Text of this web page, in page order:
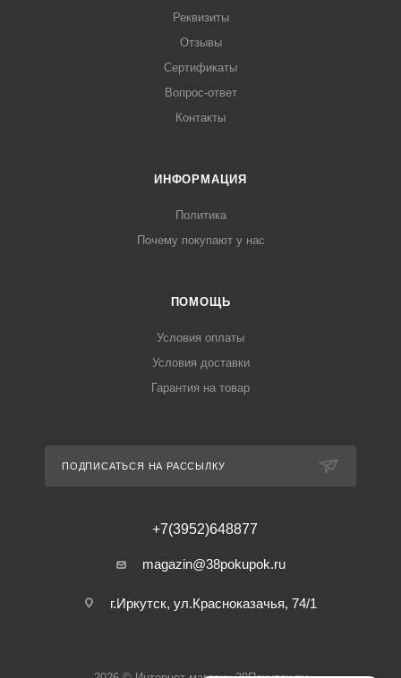
Реквизиты
Отзывы
Сертификаты
Вопрос-ответ
Контакты
ИНФОРМАЦИЯ
Политика
Почему покупают у нас
ПОМОЩЬ
Условия оплаты
Условия доставки
Гарантия на товар
ПОДПИСАТЬСЯ НА РАССЫЛКУ
+7(3952)648877
magazin@38pokupok.ru
г.Иркутск, ул.Красноказачья, 74/1